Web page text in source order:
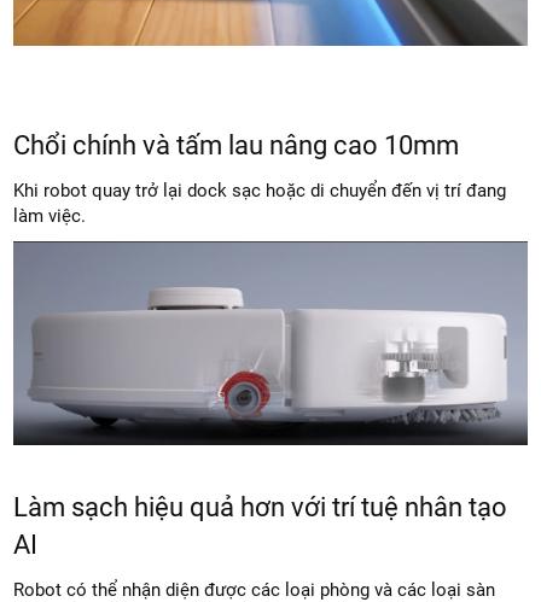
Chổi chính và tấm lau nâng cao 10mm
Khi robot quay trở lại dock sạc hoặc di chuyển đến vị trí đang
làm việc.
Làm sạch hiệu quả hơn với trí tuệ nhân tạo
AI
Robot có thể nhận diện được các loại phòng và các loại sàn